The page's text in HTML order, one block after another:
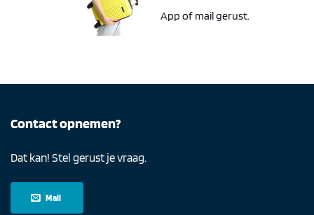
App of mail gerust.
Contact opnemen?
Dat kan! Stel gerust je vraag.
Mail